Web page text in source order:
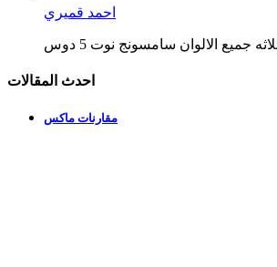
احمد قميري
احدث المقالات
مقارنات ماكس